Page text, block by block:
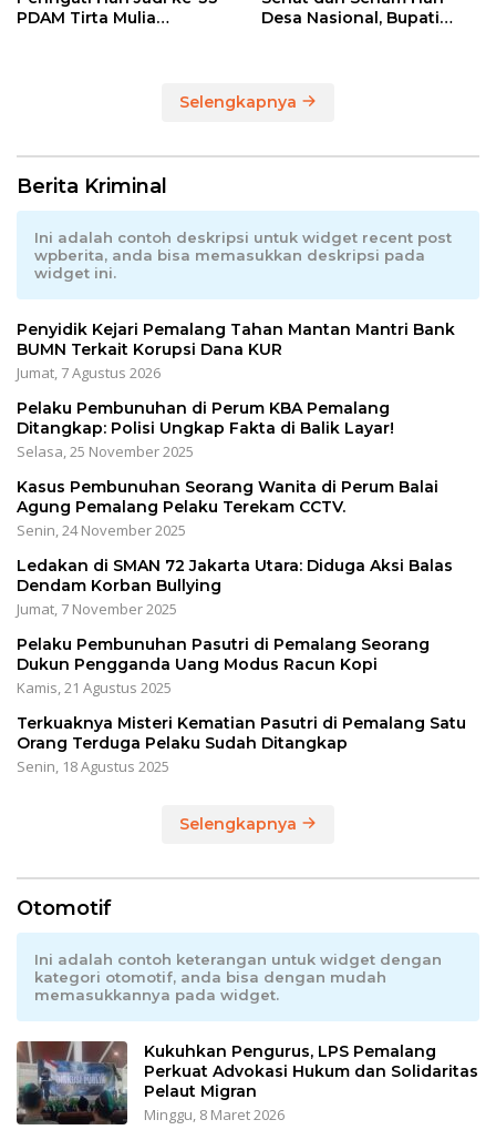
PDAM Tirta Mulia
Desa Nasional, Bupati
Selengkapnya
Berita Kriminal
Ini adalah contoh deskripsi untuk widget recent post
wpberita, anda bisa memasukkan deskripsi pada
widget ini.
Penyidik Kejari Pemalang Tahan Mantan Mantri Bank
BUMN Terkait Korupsi Dana KUR
Jumat, 7 Agustus 2026
Pelaku Pembunuhan di Perum KBA Pemalang
Ditangkap: Polisi Ungkap Fakta di Balik Layar!
Selasa, 25 November 2025
Kasus Pembunuhan Seorang Wanita di Perum Balai
Agung Pemalang Pelaku Terekam CCTV.
Senin, 24 November 2025
Ledakan di SMAN 72 Jakarta Utara: Diduga Aksi Balas
Dendam Korban Bullying
Jumat, 7 November 2025
Pelaku Pembunuhan Pasutri di Pemalang Seorang
Dukun Pengganda Uang Modus Racun Kopi
Kamis, 21 Agustus 2025
Terkuaknya Misteri Kematian Pasutri di Pemalang Satu
Orang Terduga Pelaku Sudah Ditangkap
Senin, 18 Agustus 2025
Selengkapnya
Otomotif
Ini adalah contoh keterangan untuk widget dengan
kategori otomotif, anda bisa dengan mudah
memasukkannya pada widget.
Kukuhkan Pengurus, LPS Pemalang
Perkuat Advokasi Hukum dan Solidaritas
Pelaut Migran
Minggu, 8 Maret 2026